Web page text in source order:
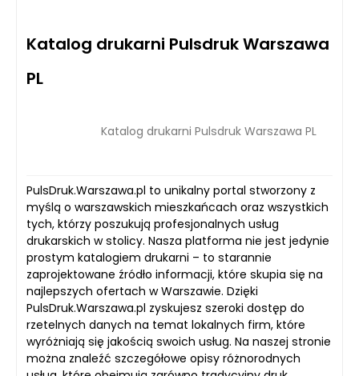
Katalog drukarni Pulsdruk Warszawa
PL
Katalog drukarni Pulsdruk Warszawa PL
PulsDruk.Warszawa.pl to unikalny portal stworzony z
myślą o warszawskich mieszkańcach oraz wszystkich
tych, którzy poszukują profesjonalnych usług
drukarskich w stolicy. Nasza platforma nie jest jedynie
prostym katalogiem drukarni – to starannie
zaprojektowane źródło informacji, które skupia się na
najlepszych ofertach w Warszawie. Dzięki
PulsDruk.Warszawa.pl zyskujesz szeroki dostęp do
rzetelnych danych na temat lokalnych firm, które
wyróżniają się jakością swoich usług. Na naszej stronie
można znaleźć szczegółowe opisy różnorodnych